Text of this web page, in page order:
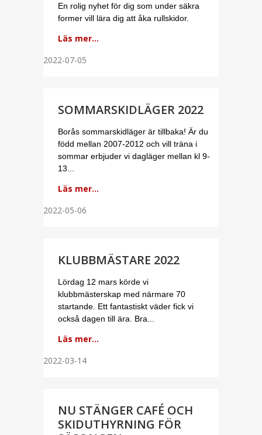
En rolig nyhet för dig som under säkra
former vill lära dig att åka rullskidor.
Läs mer...
2022-07-05
SOMMARSKIDLÄGER 2022
Borås sommarskidläger är tillbaka! Är du
född mellan 2007-2012 och vill träna i
sommar erbjuder vi dagläger mellan kl 9-
13...
Läs mer...
2022-05-06
KLUBBMÄSTARE 2022
Lördag 12 mars körde vi
klubbmästerskap med närmare 70
startande. Ett fantastiskt väder fick vi
också dagen till ära. Bra...
Läs mer...
2022-03-14
NU STÄNGER CAFÉ OCH
SKIDUTHYRNING FÖR